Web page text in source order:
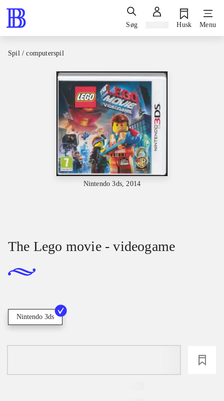
Søg Husk Menu
Spil / computerspil
Nintendo 3ds, 2014
The Lego movie - videogame
Nintendo 3ds